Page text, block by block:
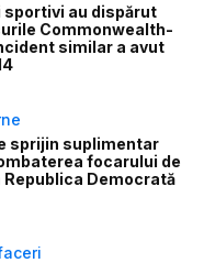
sportivi au dispărut
Commonwealth-
similar a avut
sprijin suplimentar
focarului de
Republica Democrată